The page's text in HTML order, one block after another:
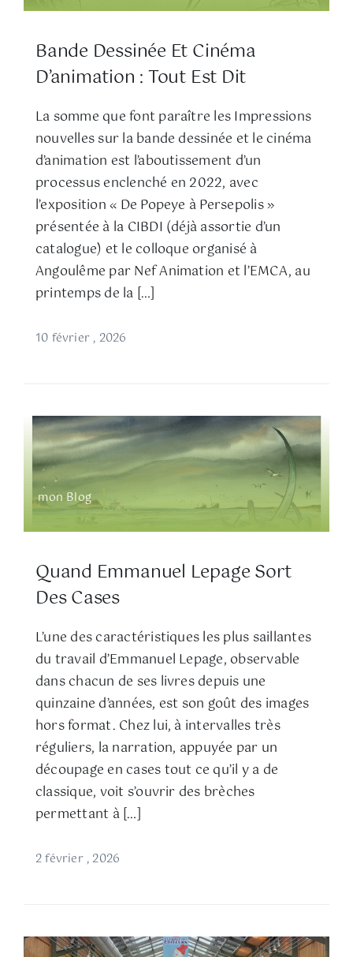
Bande Dessinée Et Cinéma
D’animation : Tout Est Dit
La somme que font paraître les Impressions
nouvelles sur la bande dessinée et le cinéma
d’animation est l’aboutissement d’un
processus enclenché en 2022, avec
l’exposition « De Popeye à Persepolis »
présentée à la CIBDI (déjà assortie d’un
catalogue) et le colloque organisé à
Angoulême par Nef Animation et l’EMCA, au
printemps de la […]
10 février , 2026
mon Blog
Quand Emmanuel Lepage Sort
Des Cases
L’une des caractéristiques les plus saillantes
du travail d’Emmanuel Lepage, observable
dans chacun de ses livres depuis une
quinzaine d’années, est son goût des images
hors format. Chez lui, à intervalles très
réguliers, la narration, appuyée par un
découpage en cases tout ce qu’il y a de
classique, voit s’ouvrir des brèches
permettant à […]
2 février , 2026